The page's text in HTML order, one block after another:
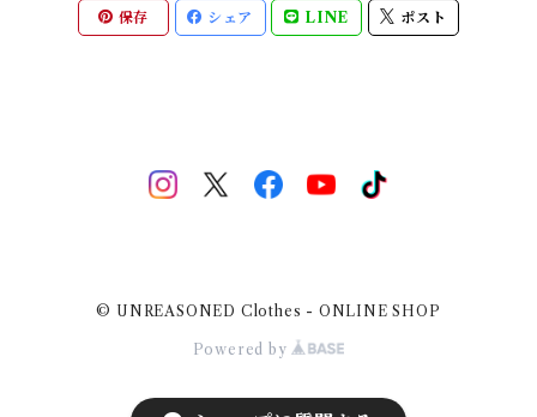
保存 シェア LINE ポスト
© UNREASONED Clothes - ONLINE SHOP
Powered by